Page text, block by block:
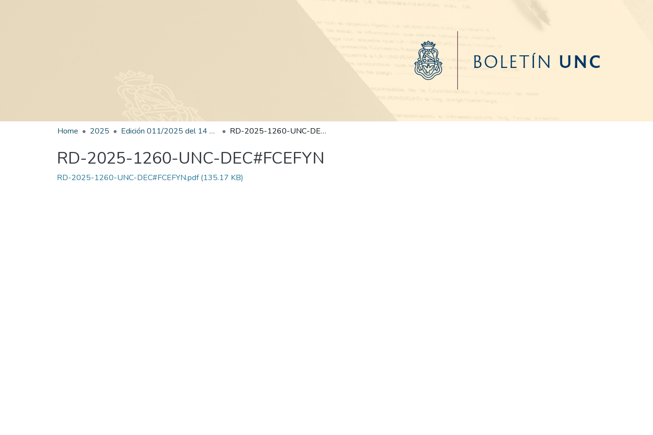
Home 2025 Edición 011/2025 del 14 de julio de 2025 RD-2025-1260-UNC-DEC#FCEFYN
RD-2025-1260-UNC-DEC#FCEFYN
RD-2025-1260-UNC-DEC#FCEFYN.pdf(135.17 KB)